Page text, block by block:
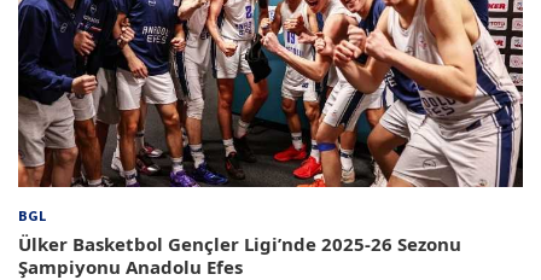
BGL
Ülker Basketbol Gençler Ligi’nde 2025-26 Sezonu
Şampiyonu Anadolu Efes